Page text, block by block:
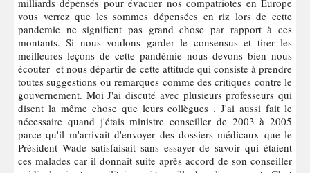
milliards dépensés pour évacuer nos compatriotes en Europe
vous verrez que les sommes dépensées en riz lors de cette
pandemie ne signifient pas grand chose par rapport à ces
montants. Si nous voulons garder le consensus et tirer les
meilleures leçons de cette pandémie nous devons bien nous
écouter et nous départir de cette attitude qui consiste à prendre
toutes suggestions ou remarques comme des critiques contre le
gouvernement. Moi J'ai discuté avec plusieurs professeurs qui
disent la même chose que leurs collègues . J'ai aussi fait le
nécessaire quand j'étais ministre conseiller de 2003 à 2005
parce qu'il m'arrivait d'envoyer des dossiers médicaux que le
Président Wade satisfaisait sans essayer de savoir qui étaient
ces malades car il donnait suite après accord de son conseiller